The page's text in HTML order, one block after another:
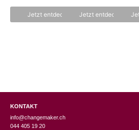
Jetzt entdecken Jetzt entdecken
KONTAKT
info@changemaker.ch
044 405 19 20